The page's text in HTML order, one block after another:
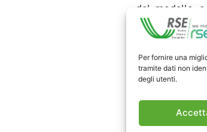
Per fornire una
tramite dati non
degli utenti.
del modello
maniera da
mercato
numerosità
nella sua
rigido) è